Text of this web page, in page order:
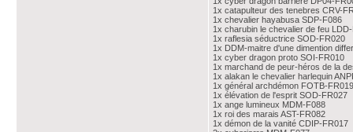
1x catapulteur des tenebres CRV-
1x chevalier hayabusa SDP-F086
1x charubin le chevalier de feu
1x raflesia séductrice SOD-FR020
1x DDM-maitre d'une dimention
1x cyber dragon proto SOI-FR010
1x marchand de peur-héros de la
1x alakan le chevalier harlequin
1x général archdémon FOTB-FR019
1x élévation de l'esprit SOD-FR027
1x ange lumineux MDM-F088
1x roi des marais AST-FR082
1x démon de la vanité CDIP-FR017